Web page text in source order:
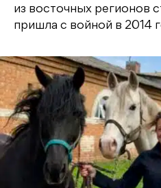
из восточных регионов
пришла с войной в 2014